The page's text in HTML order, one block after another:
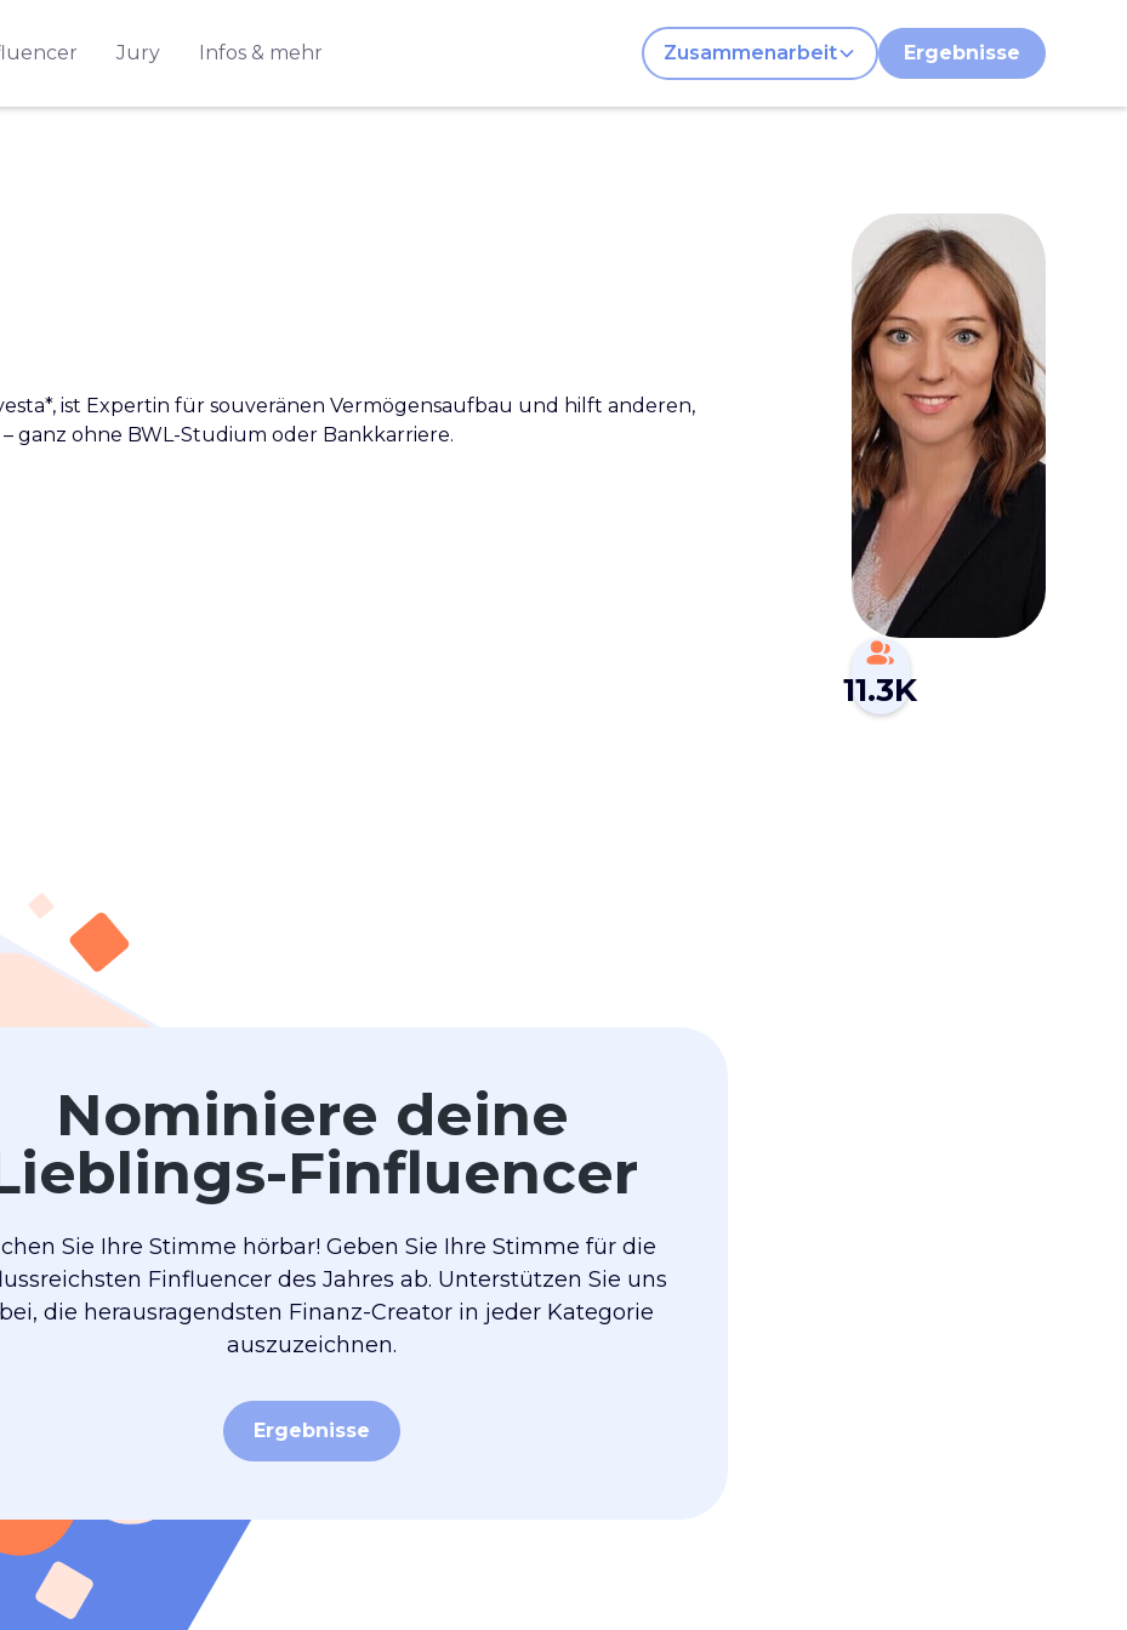
Jury Infos & mehr Zusammenarbeit Ergebnisse
ist Expertin für souveränen Vermögensaufbau und hilft anderen,
ganz ohne BWL-Studium oder Bankkarriere.
11.3K
Nominiere deine
Finfluencer
Sie Ihre Stimme hörbar! Geben Sie Ihre Stimme für die
Finfluencer des Jahres ab. Unterstützen Sie uns
die herausragendsten Finanz-Creator in jeder Kategorie
auszuzeichnen.
Ergebnisse